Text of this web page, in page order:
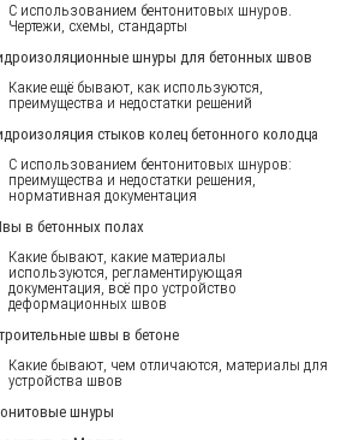
С использованием бентонитовых шнуров.
Чертежи, схемы, стандарты
шнуры для бетонных швов
Какие ещё бывают, как используются,
преимущества и недостатки решений
стыков колец бетонного колодца
С использованием бентонитовых шнуров:
преимущества и недостатки решения,
нормативная документация
в бетонных полах
Какие бывают, какие материалы
используются, регламентирующая
документация, всё про устройство
деформационных швов
швы в бетоне
Какие бывают, чем отличаются, материалы для
устройства швов
шнуры